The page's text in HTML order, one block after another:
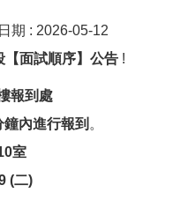
期 : 2026-05-12
【面試順序】公告 !
報到處
內進行報到 。
室
(二)